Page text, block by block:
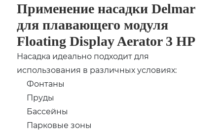
Применение насадки Delmar
для плавающего модуля
Floating Display Aerator 3 HP
Насадка идеально подходит для
использования в различных условиях:
Фонтаны
Пруды
Бассейны
Парковые зоны